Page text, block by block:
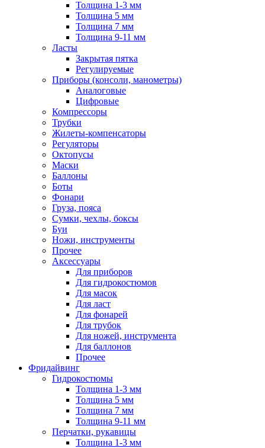
Толщина 1-3 мм
Толщина 5 мм
Толщина 7 мм
Толщина 9-11 мм
Ласты
Закрытая пятка
Регулируемые
Приборы (консоли, манометры)
Аналоговые
Цифровые
Компрессоры
Трубки
Жилеты-компенсаторы
Регуляторы
Октопусы
Маски
Баллоны
Боты
Фонари
Груза, пояса
Сумки, чехлы, боксы
Буи
Ножи, инструменты
Прочее
Аксессуары
Для приборов
Для гидрокостюмов
Для масок
Для ласт
Для фонарей
Для трубок
Для ножей, инструмента
Для баллонов
Прочее
Фридайвинг
Гидрокостюмы
Толщина 1-3 мм
Толщина 5 мм
Толщина 7 мм
Толщина 9-11 мм
Перчатки, рукавицы
Толщина 1-3 мм